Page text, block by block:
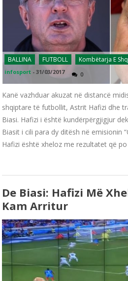
BALLINA FUTBOLL Kombëtarja E
infosport -31/03/2017 0
Kanë vazhduar akuzat në distancë
shqiptare të futbollit, Astrit Hafizi dhe
Biasi. Hafizi i është kundërpërgjigjur
Biasit i cili para dy ditësh në emisionin
Hafizi është xheloz me rezultatet që po
De Biasi: Hafizi Më
Kam Arritur